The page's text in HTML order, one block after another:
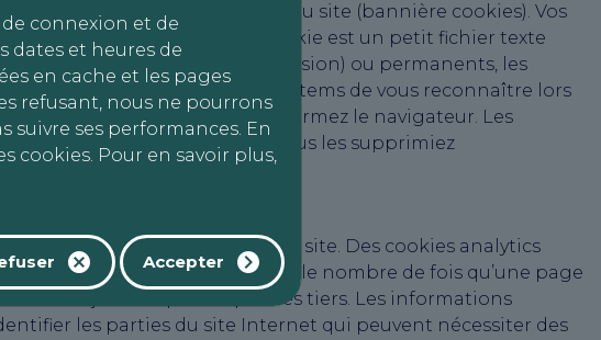
connexion et de
dates et heures de
en cache et les pages
refusant, nous ne pourrons
suivre ses performances. En
cookies. Pour en savoir plus,
Accepter
votre première consultation du site (bannière cookies). Vos
décrites ci-dessous. Un cookie est un petit fichier texte
Temporaires (cookies de session) ou permanents, les
de permettre à AutoBilan-Systems de vous reconnaître lors
et supprimés lorsque vous fermez le navigateur. Les
demeurent jusqu’à ce que vous les supprimiez
le bon fonctionnement du site. Des cookies analytics
par exemple pour déterminer le nombre de fois qu’une page
être conçus et exploités par des tiers. Les informations
les parties du site Internet qui peuvent nécessiter des